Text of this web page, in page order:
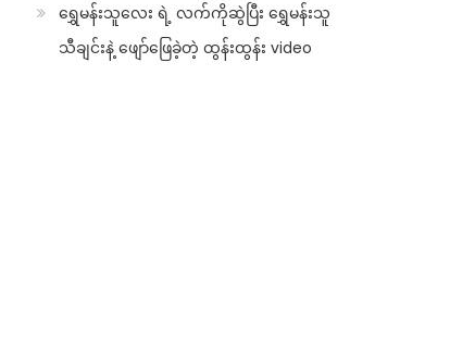
ရွှေမန်းသူလေး ရဲ့ လက်ကိုဆွဲပြီး ရွှေမန်းသူ
သီချင်းနဲ့ ဖျော်ဖြေခဲ့တဲ့ ထွန်းထွန်း video